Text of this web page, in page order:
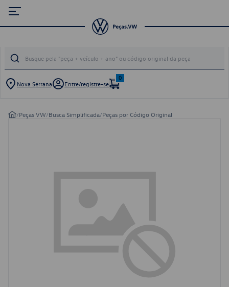
Nova Serrana Entre/registre-se
0
/Peças VW/Busca Simplificada/Peças por Código Original